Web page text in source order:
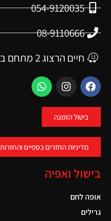
054-9120035
08-9110666
חיים הרצוג 2 מתחם בליליוס גדרה
ביטול הזמנה
מדיניות החזרים כספיים והחזרות
בישול ואפיה
אופה לחם
גרילים